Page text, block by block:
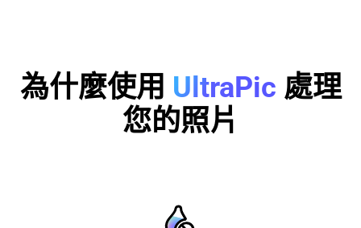
為什麼使用 UltraPic 處理
您的照片